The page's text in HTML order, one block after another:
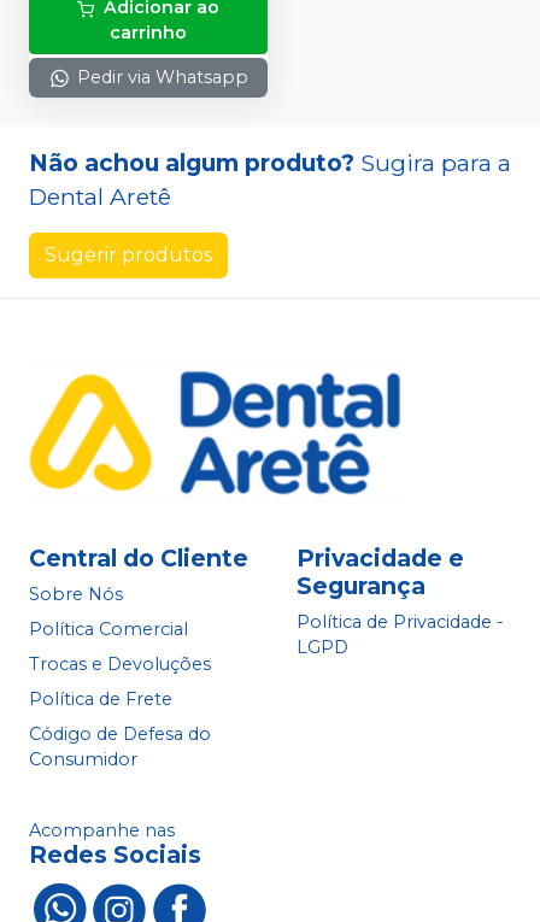
Adicionar ao
carrinho
Pedir via Whatsapp
Não achou algum produto? Sugira para a
Dental Aretê
Sugerir produtos
Central do Cliente
Sobre Nós
Política Comercial
Trocas e Devoluções
Política de Frete
Código de Defesa do
Consumidor
Privacidade e
Segurança
Política de Privacidade -
LGPD
Acompanhe nas
Redes Sociais